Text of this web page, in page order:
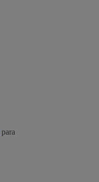
para